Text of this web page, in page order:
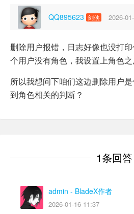
QQ895623 剑侠 2026-
删除用户报错，日志好像也没打
个用户没有角色，我设置上角色之
所以我想问下咱们这边删除用户
到角色相关的判断？
1条回答
admin - BladeX作者
2026-01-16 11:37